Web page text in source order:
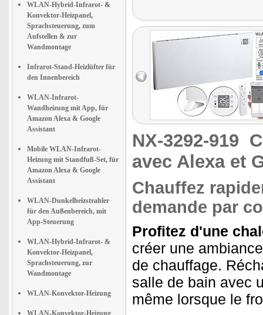
WLAN-Hybrid-Infrarot- &
Konvektor-Heizpanel,
Sprachsteuerung, zum
Aufstellen & zur
Wandmontage
Infrarot-Stand-Heizlüfter für
den Innenbereich
WLAN-Infrarot-
Wandheizung mit App, für
Amazon Alexa & Google
Assistant
Mobile WLAN-Infrarot-
Heizung mit Standfuß-Set, für
Amazon Alexa & Google
Assistant
WLAN-Dunkelheizstrahler
für den Außenbereich, mit
App-Steuerung
WLAN-Hybrid-Infrarot- &
Konvektor-Heizpanel,
Sprachsteuerung, zur
Wandmontage
WLAN-Konvektor-Heizung
WLAN-Konvektor-Heizung
NX-3292-919
avec Alexa et
Chauffez
demande par
Profitez d'une
créer une
de chauffage.
salle de bain avec
même lorsque le